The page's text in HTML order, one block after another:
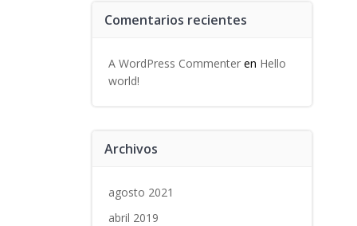
Comentarios recientes
A WordPress Commenteren Hello
world!
Archivos
agosto 2021
abril 2019